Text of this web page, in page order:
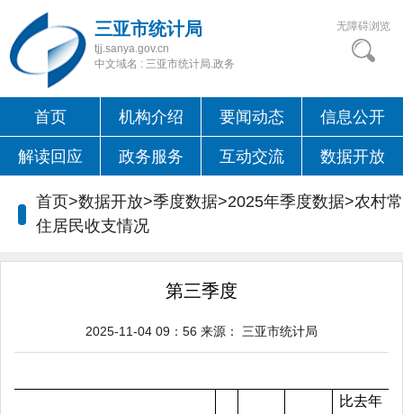
三亚市统计局
tjj.sanya.gov.cn
中文域名 : 三亚市统计局.政务
无障碍浏览
首页 机构介绍 要闻动态 信息公开
解读回应 政务服务 互动交流 数据开放
首页>数据开放>季度数据>2025年季度数据>农村常
住居民收支情况
第三季度
2025-11-04 09：56 来源： 三亚市统计局
比去年